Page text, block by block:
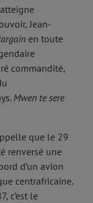
Jean-
en toute
commandité,
Mwen te sere
que le 29
renversé une
d’un avion
centrafricaine.
c’est le